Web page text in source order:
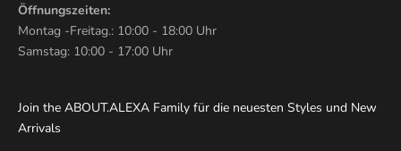
Öffnungszeiten:
Montag -Freitag.: 10:00 - 18:00 Uhr
Samstag: 10:00 - 17:00 Uhr
Join the ABOUT.ALEXA Family für die neuesten Styles und New
Arrivals